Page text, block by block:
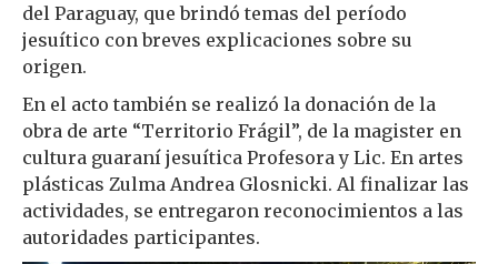
del Paraguay, que brindó temas del período
jesuítico con breves explicaciones sobre su
origen.
En el acto también se realizó la donación de la
obra de arte “Territorio Frágil”, de la magister en
cultura guaraní jesuítica Profesora y Lic. En artes
plásticas Zulma Andrea Glosnicki. Al finalizar las
actividades, se entregaron reconocimientos a las
autoridades participantes.